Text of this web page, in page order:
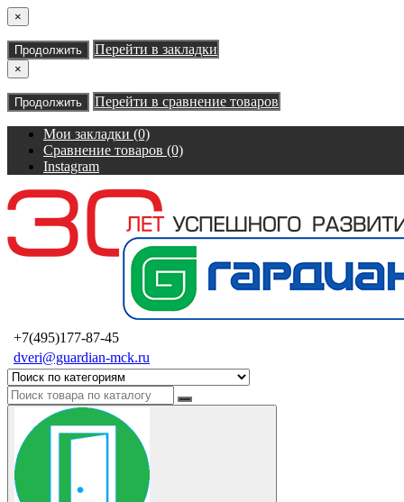
×
Продолжить Перейти в закладки
×
Продолжить Перейти в сравнение товаров
Мои закладки (0)
Сравнение товаров (0)
Instagram
+7(495)177-87-45
dveri@guardian-mck.ru